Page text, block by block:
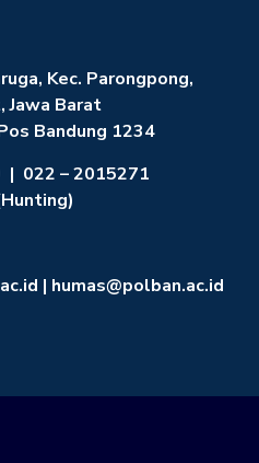
Kec. Parongpong,
Jawa Barat
Bandung 1234
022 – 2015271
| humas@polban.ac.id